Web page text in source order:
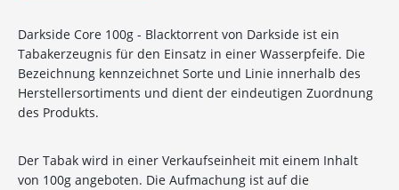
Darkside Core 100g - Blacktorrent von Darkside ist ein
Tabakerzeugnis für den Einsatz in einer Wasserpfeife. Die
Bezeichnung kennzeichnet Sorte und Linie innerhalb des
Herstellersortiments und dient der eindeutigen Zuordnung
des Produkts.
Der Tabak wird in einer Verkaufseinheit mit einem Inhalt
von 100g angeboten. Die Aufmachung ist auf die